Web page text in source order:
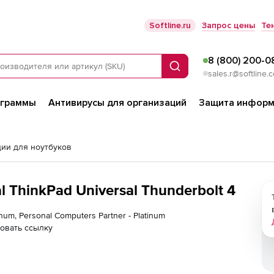
Softline.ru Запрос цены
Поиск
8 (800) 200-
Антивирусы для организаций Защита
для ноутбуков
ThinkPad Universal Thunderbolt 4
Personal Computers Partner - Platinum
ссылку